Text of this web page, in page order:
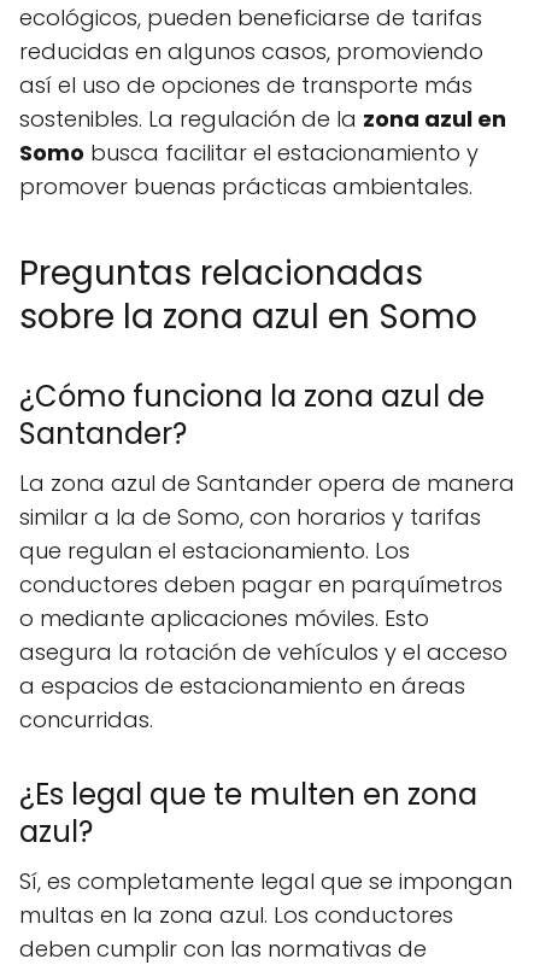
ecológicos, pueden beneficiarse de tarifas
reducidas en algunos casos, promoviendo
así el uso de opciones de transporte más
sostenibles. La regulación de la zona azul en
Somo busca facilitar el estacionamiento y
promover buenas prácticas ambientales.
Preguntas relacionadas
sobre la zona azul en Somo
¿Cómo funciona la zona azul de
Santander?
La zona azul de Santander opera de manera
similar a la de Somo, con horarios y tarifas
que regulan el estacionamiento. Los
conductores deben pagar en parquímetros
o mediante aplicaciones móviles. Esto
asegura la rotación de vehículos y el acceso
a espacios de estacionamiento en áreas
concurridas.
¿Es legal que te multen en zona
azul?
Sí, es completamente legal que se impongan
multas en la zona azul. Los conductores
deben cumplir con las normativas de